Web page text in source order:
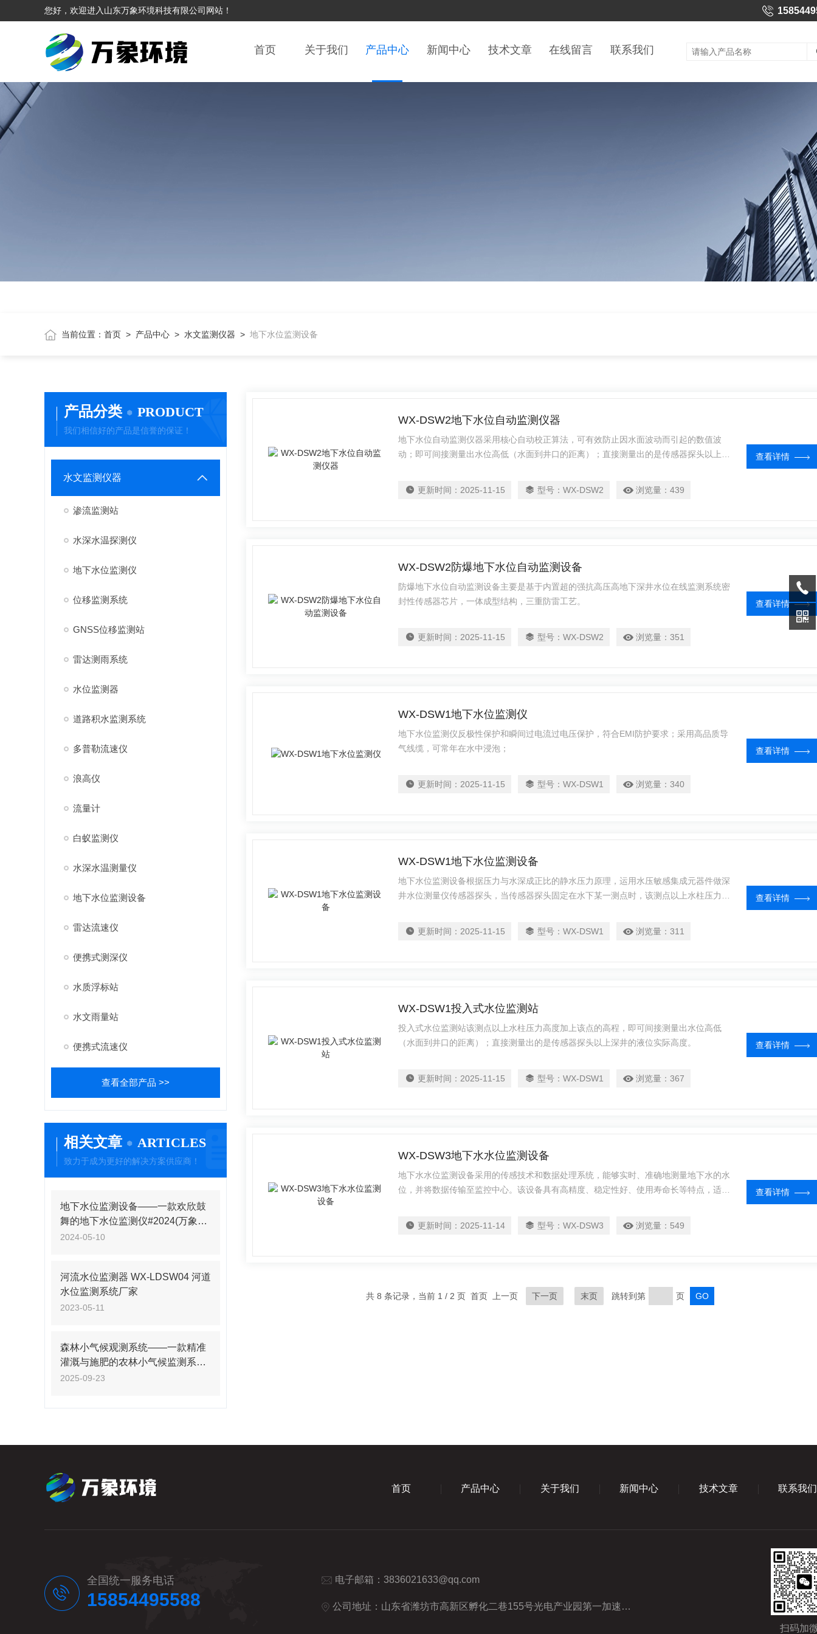
您好，欢迎进入山东万象环境科技有限公司网站！
首页 关于我们 产品中心 新闻中心 技术文章 在线留言 联系我们
当前位置： 首页> 产品中心> 水文监测仪器 > 地下水位监测设备
产品分类 PRODUCT
我们相信好的产品是信誉的保证！
水文监测仪器
渗流监测站
水深水温探测仪
地下水位监测仪
位移监测系统
GNSS位移监测站
雷达测雨系统
水位监测器
道路积水监测系统
多普勒流速仪
浪高仪
流量计
白蚁监测仪
水深水温测量仪
地下水位监测设备
雷达流速仪
便携式测深仪
水质浮标站
水文雨量站
便携式流速仪
查看全部产品 >>
相关文章 ARTICLES
致力于成为更好的解决方案供应商！
地下水位监测设备——一款欢欣鼓
舞的地下水位监测仪#2024(万象推
送)
2024-05-10
河流水位监测器 WX-LDSW04 河道
水位监测系统厂家
2023-05-11
森林小气候观测系统——一款精准
灌溉与施肥的农林小气候监测系统
2025+派+送
2025-09-23
WX-DSW2地下水位自动监测仪器
地下水位自动监测仪器采用核心自动校正算法，可有效防止因水面波动而引起的数值波
动；即可间接测量出水位高低（水面到井口的距离）；直接测量出的是传感器探头以上深
更新时间： 2025-11-15 型号： WX-DSW2 浏览量： 439
查看详情
WX-DSW2防爆地下水位自动监测设备
防爆地下水位自动监测设备主要是基于内置超的强抗高压高地下深井水位在线监测系统密
封性传感器芯片，一体成型结构，三重防雷工艺。
更新时间： 2025-11-15 型号： WX-DSW2 浏览量： 351
查看详情
WX-DSW1地下水位监测仪
地下水位监测仪反极性保护和瞬间过电流过电压保护，符合EMI防护要求；采用高品质导
气线缆，可常年在水中浸泡；
更新时间： 2025-11-15 型号： WX-DSW1 浏览量： 340
查看详情
WX-DSW1地下水位监测设备
地下水位监测设备根据压力与水深成正比的静水压力原理，运用水压敏感集成元器件做深
井水位测量仪传感器探头，当传感器探头固定在水下某一测点时，该测点以上水柱压力高
更新时间： 2025-11-15 型号： WX-DSW1 浏览量： 311
查看详情
WX-DSW1投入式水位监测站
投入式水位监测站该测点以上水柱压力高度加上该点的高程，即可间接测量出水位高低
（水面到井口的距离）；直接测量出的是传感器探头以上深井的液位实际高度。
更新时间： 2025-11-15 型号： WX-DSW1 浏览量： 367
查看详情
WX-DSW3地下水水位监测设备
地下水水位监测设备采用的传感技术和数据处理系统，能够实时、准确地测量地下水的水
位，并将数据传输至监控中心。该设备具有高精度、稳定性好、使用寿命长等特点，适用
更新时间： 2025-11-14 型号： WX-DSW3 浏览量： 549
查看详情
共 8 条记录，当前 1 / 2 页 首页 上一页 下一页 末页 跳转到第 页
首页 产品中心 关于我们 新闻中心 技术文章 联系我们
全国统一服务电话
15854495588
电子邮箱：3836021633@qq.com
公司地址：山东省潍坊市高新区孵化二巷155号光电产业园第一加速器三楼
扫码加